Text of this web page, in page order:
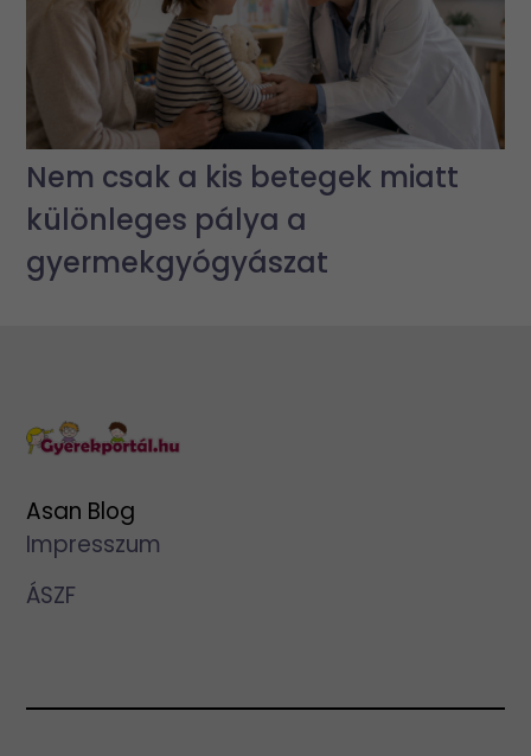
Nem csak a kis betegek miatt
különleges pálya a
gyermekgyógyászat
Asan Blog
Impresszum
ÁSZF